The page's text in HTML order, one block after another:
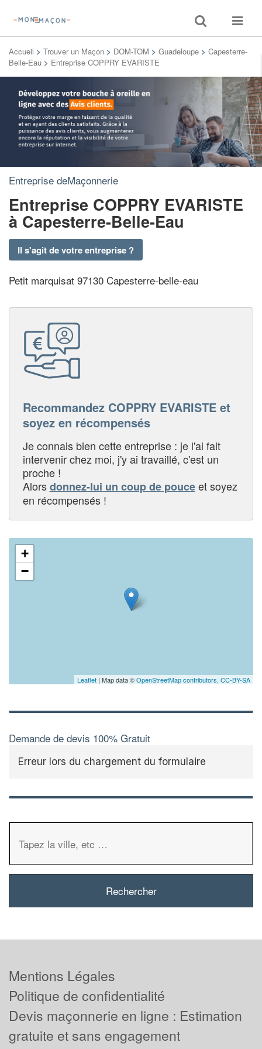
Toggle
search
Toggle
Accueil > Trouver un Maçon > DOM-TOM > Guadeloupe > Capesterre-
Belle-Eau > Entreprise COPPRY EVARISTE
Entreprise deMaçonnerie
Entreprise COPPRY EVARISTE
à Capesterre-Belle-Eau
Il s'agit de votre entreprise ?
Petit marquisat 97130 Capesterre-belle-eau
Recommandez COPPRY EVARISTE et
soyez en récompensés
Je connais bien cette entreprise : je l'ai fait
intervenir chez moi, j'y ai travaillé, c'est un
proche !
Alorsdonnez-lui un coup de pouceet soyez
en récompensés !
+
−
Leaflet | Map data ©OpenStreetMap contributors, CC-BY-SA
Demande de devis 100% Gratuit
Erreur lors du chargement du formulaire
Mentions Légales
Politique de confidentialité
Devis maçonnerie en ligne : Estimation
gratuite et sans engagement